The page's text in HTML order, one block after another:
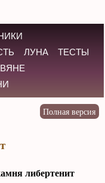
ЛУНА
ТЕСТЫ
либертенит